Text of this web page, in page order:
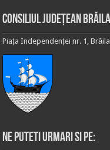
Consiliul Județean Brăila
Piața Independenței nr. 1,
Ne puteti urmari si pe: